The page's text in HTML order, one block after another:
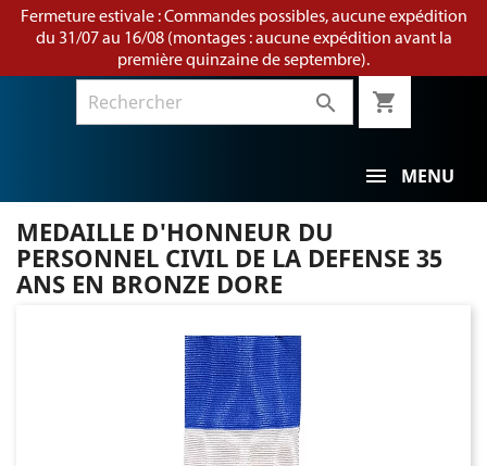
Fermeture estivale : Commandes possibles, aucune expédition
du 31/07 au 16/08 (montages : aucune expédition avant la
première quinzaine de septembre).
 shopping_cart
MENU
MEDAILLE D'HONNEUR DU
PERSONNEL CIVIL DE LA DEFENSE 35
ANS EN BRONZE DORE